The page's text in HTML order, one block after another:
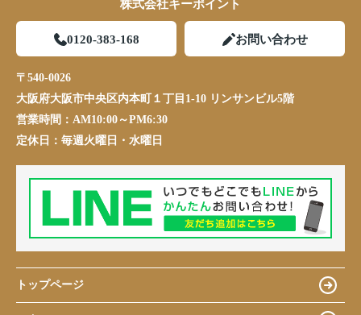
株式会社キーポイント
0120-383-168 お問い合わせ
〒540-0026
大阪府大阪市中央区内本町１丁目1-10 リンサンビル5階
営業時間： AM10:00～PM6:30
定休日： 毎週火曜日・水曜日
トップページ